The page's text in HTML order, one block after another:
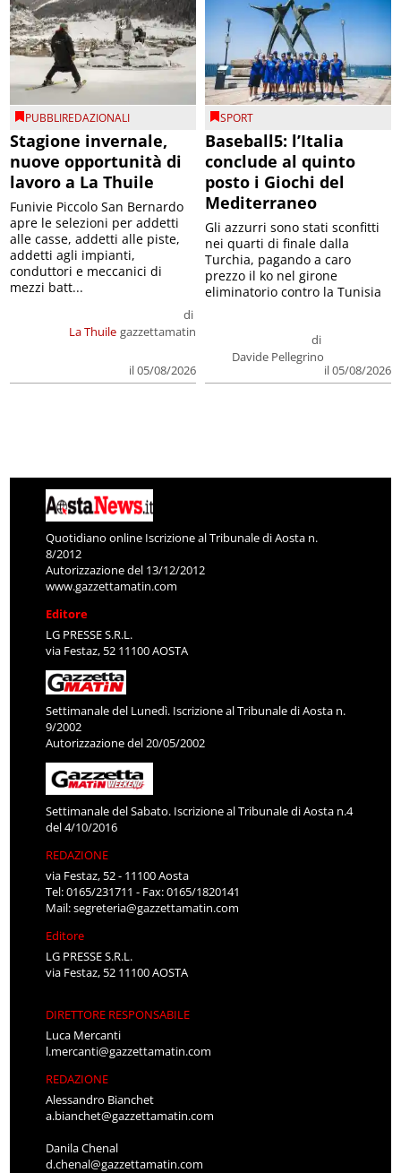
PUBBLIREDAZIONALI
Stagione invernale,
nuove opportunità di
lavoro a La Thuile
La Thuile
di
gazzettamatin
il 05/08/2026
Funivie Piccolo San Bernardo
apre le selezioni per addetti
alle casse, addetti alle piste,
addetti agli impianti,
conduttori e meccanici di
mezzi batt...
SPORT
Baseball5: l’Italia
conclude al quinto
posto i Giochi del
Mediterraneo
di
Davide Pellegrino
il 05/08/2026
Gli azzurri sono stati sconfitti
nei quarti di finale dalla
Turchia, pagando a caro
prezzo il ko nel girone
eliminatorio contro la Tunisia
Quotidiano online Iscrizione al Tribunale di Aosta n.
8/2012
Autorizzazione del 13/12/2012
www.gazzettamatin.com
Editore
LG PRESSE S.R.L.
via Festaz, 52 11100 AOSTA
Settimanale del Lunedì. Iscrizione al Tribunale di Aosta n.
9/2002
Autorizzazione del 20/05/2002
Settimanale del Sabato. Iscrizione al Tribunale di Aosta n.4
del 4/10/2016
REDAZIONE
via Festaz, 52 - 11100 Aosta
Tel: 0165/231711 - Fax: 0165/1820141
Mail:segreteria@gazzettamatin.com
Editore
LG PRESSE S.R.L.
via Festaz, 52 11100 AOSTA
DIRETTORE RESPONSABILE
Luca Mercanti
l.mercanti@gazzettamatin.com
REDAZIONE
Alessandro Bianchet
a.bianchet@gazzettamatin.com
Danila Chenal
d.chenal@gazzettamatin.com